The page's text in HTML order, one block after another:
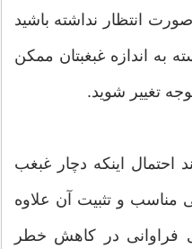
انتظار نداشته باشید
به اندازه غبغبتان ممکن
تغییر شوید.
اینکه دچار غبغب
مناسب و تثبیت آن علاوه
فراوانی در کاهش خطر